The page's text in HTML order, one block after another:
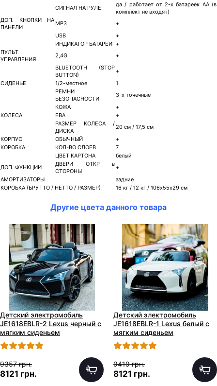
СИГНАЛ НА РУЛЕ
да / работает от 2-х батареек АА (в
комплект не входят)
ДОП. КНОПКИ НА
ПАНЕЛИ
MP3
+
USB
+
ИНДИКАТОР БАТАРЕИ +
ПУЛЬТ
УПРАВЛЕНИЯ
2,4G
+
BLUETOOTH (STOP
BUTTON)
+
СИДЕНЬЕ
1/2-местное
1
РЕМНИ
БЕЗОПАСНОСТИ
3-х точечные
КОЖА
+
КОЛЕСА
ЕВА
+
РАЗМЕР КОЛЕСА /
ДИСКА
20 см / 17,5 см
КОРПУС
ОБЫЧНЫЙ
+
КОРОБКА
КОЛ-ВО СЛОЕВ
7
ЦВЕТ КАРТОНА
белый
ДОП. ФУНКЦИИ
ДВЕРИ ОТКР в
СТОРОНЫ
+
АМОРТИЗАТОРЫ
задние
КОРОБКА (БРУТТО / НЕТТО / РАЗМЕР)
16 кг / 12 кг / 106х55х29 см
Другие цвета данного товара
Детский электромобиль
JE1618EBLR-2 Lеxus черный с
мягким сиденьем
9357 грн.
8121 грн.
Детский электромобиль
JE1618EBLR-1 Lеxus белый с
мягким сиденьем
9419 грн.
8121 грн.